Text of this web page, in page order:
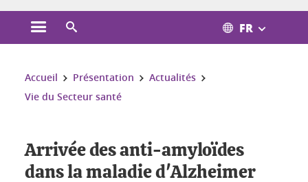
Ouvrir le menu principal FR
Vous êtes ici :
Accueil Présentation
Actualités
Vie du Secteur santé
Arrivée des anti-amyloïdes
dans la maladie d'Alzheimer